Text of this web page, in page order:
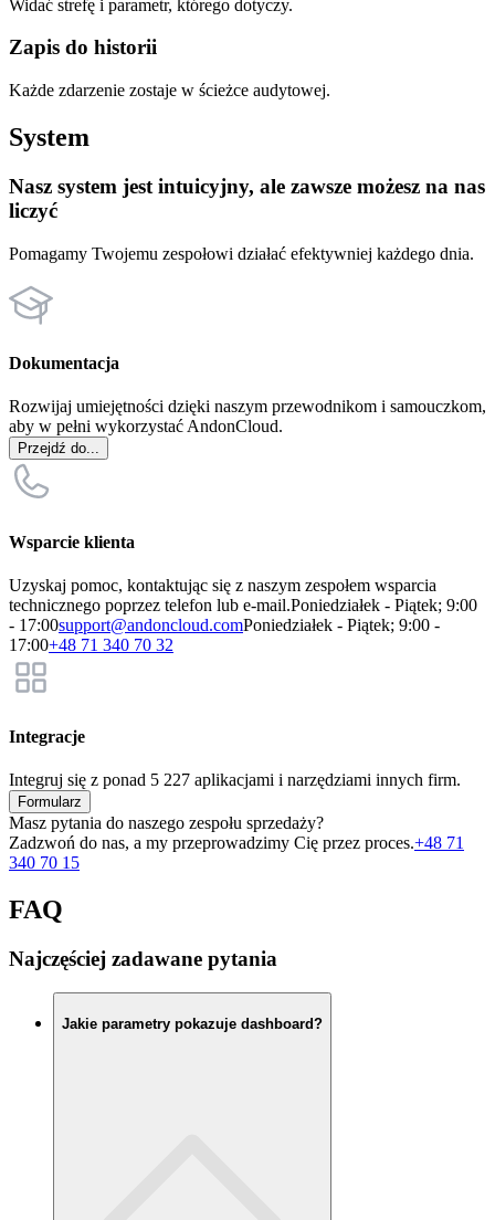
Widać strefę i parametr, którego dotyczy.
Zapis do historii
Każde zdarzenie zostaje w ścieżce audytowej.
System
Nasz system jest intuicyjny, ale zawsze możesz na nas
liczyć
Pomagamy Twojemu zespołowi działać efektywniej każdego dnia.
Dokumentacja
Rozwijaj umiejętności dzięki naszym przewodnikom i samouczkom,
aby w pełni wykorzystać AndonCloud.
Przejdź do...
Wsparcie klienta
Uzyskaj pomoc, kontaktując się z naszym zespołem wsparcia
technicznego poprzez telefon lub e-mail.Poniedziałek - Piątek; 9:00
- 17:00support@andoncloud.comPoniedziałek - Piątek; 9:00 -
17:00+48 71 340 70 32
Integracje
Integruj się z ponad 5 227 aplikacjami i narzędziami innych firm.
Formularz
Masz pytania do naszego zespołu sprzedaży?
Zadzwoń do nas, a my przeprowadzimy Cię przez proces.+48 71
340 70 15
FAQ
Najczęściej zadawane pytania
Jakie parametry pokazuje dashboard?